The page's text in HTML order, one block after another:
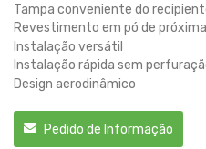
Tampa conveniente do
Revestimento em pó de
Instalação versátil
Instalação rápida sem
Design aerodinâmico
Pedido de Informação